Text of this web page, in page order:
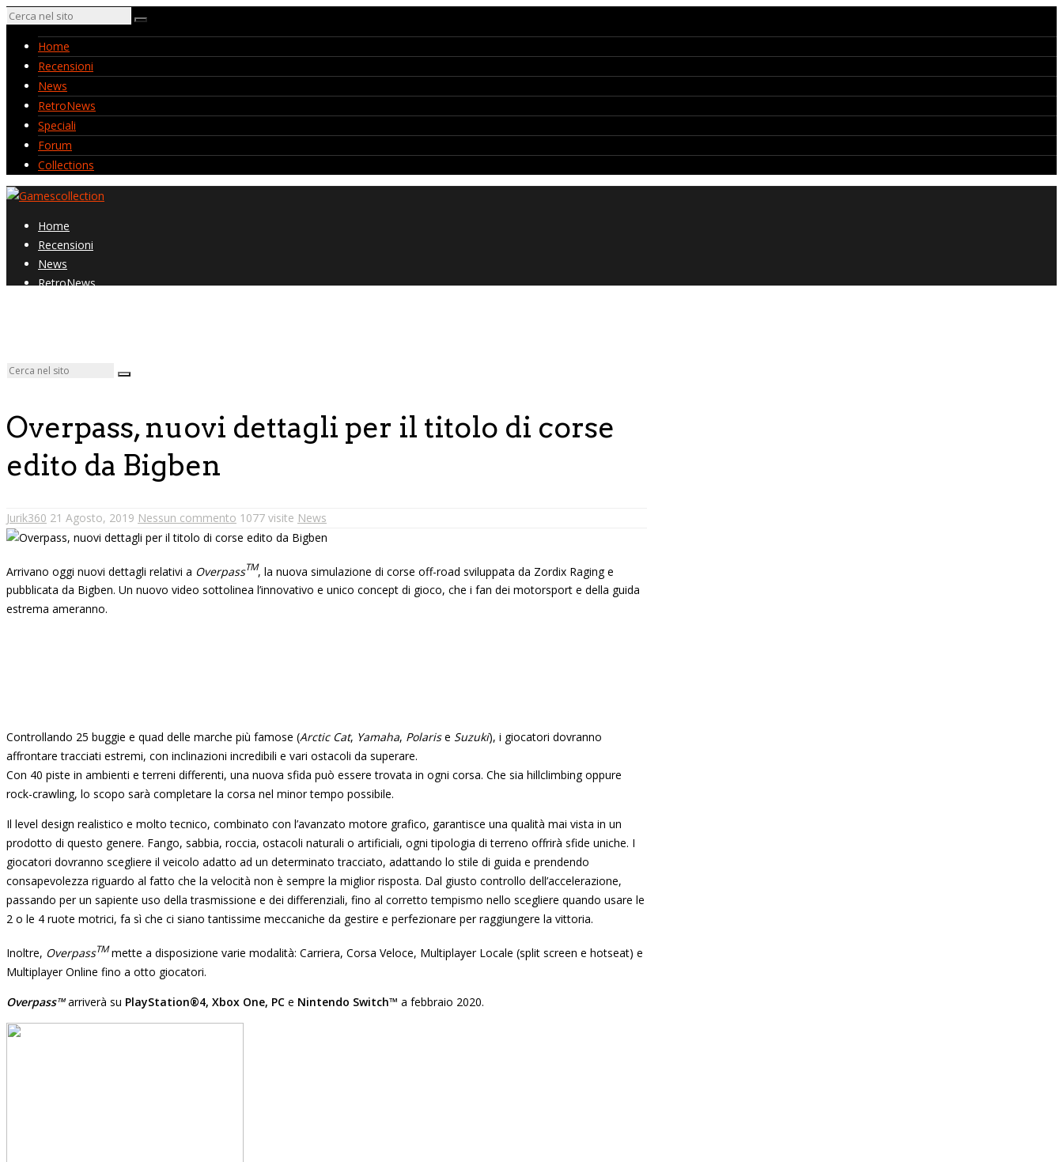
Home
Recensioni
News
RetroNews
Speciali
Forum
Collections
Home
Recensioni
News
RetroNews
Overpass, nuovi dettagli per il titolo di corse
edito da Bigben
Jurik360 21 Agosto, 2019 Nessun commento 1077 visite News
Arrivano oggi nuovi dettagli relativi a OverpassTM, la nuova simulazione di corse off-road sviluppata da Zordix Raging e
pubblicata da Bigben. Un nuovo video sottolinea l’innovativo e unico concept di gioco, che i fan dei motorsport e della guida
estrema ameranno.
Controllando 25 buggie e quad delle marche più famose (Arctic Cat, Yamaha, Polarise Suzuki), i giocatori dovranno
affrontare tracciati estremi, con inclinazioni incredibili e vari ostacoli da superare.
Con 40 piste in ambienti e terreni differenti, una nuova sfida può essere trovata in ogni corsa. Che sia hillclimbing oppure
rock-crawling, lo scopo sarà completare la corsa nel minor tempo possibile.
Il level design realistico e molto tecnico, combinato con l’avanzato motore grafico, garantisce una qualità mai vista in un
prodotto di questo genere. Fango, sabbia, roccia, ostacoli naturali o artificiali, ogni tipologia di terreno offrirà sfide uniche. I
giocatori dovranno scegliere il veicolo adatto ad un determinato tracciato, adattando lo stile di guida e prendendo
consapevolezza riguardo al fatto che la velocità non è sempre la miglior risposta. Dal giusto controllo dell’accelerazione,
passando per un sapiente uso della trasmissione e dei differenziali, fino al corretto tempismo nello scegliere quando usare le
2 o le 4 ruote motrici, fa sì che ci siano tantissime meccaniche da gestire e perfezionare per raggiungere la vittoria.
Inoltre, OverpassTMmette a disposizione varie modalità: Carriera, Corsa Veloce, Multiplayer Locale (split screen e hotseat) e
Multiplayer Online fino a otto giocatori.
Overpass™arriverà su PlayStation®4, Xbox One, PC e Nintendo Switch™ a febbraio 2020.